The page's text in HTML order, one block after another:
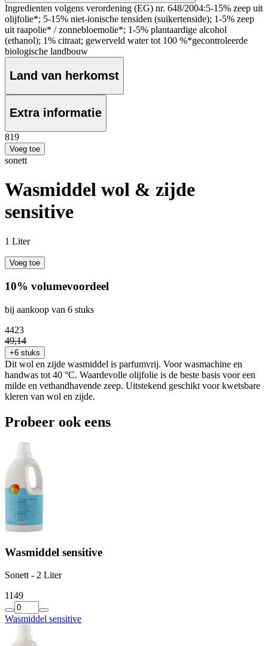
Ingredienten volgens verordening (EG) nr. 648/2004:5-15% zeep uit
olijfolie*; 5-15% niet-ionische tensiden (suikertenside); 1-5% zeep
uit raapolie* / zonnebloemolie*; 1-5% plantaardige alcohol
(ethanol); 1% citraat; gewerveld water tot 100 %*gecontroleerde
biologische landbouw
Land van herkomst
Extra informatie
819
Voeg toe
sonett
Wasmiddel wol & zijde
sensitive
1 Liter
Voeg toe
10% volumevoordeel
bij aankoop van 6 stuks
4423
49,14
+6 stuks
Dit wol en zijde wasmiddel is parfumvrij. Voor wasmachine en
handwas tot 40 °C. Waardevolle olijfolie is de beste basis voor een
milde en vethandhavende zeep. Uitstekend geschikt voor kwetsbare
kleren van wol en zijde.
Probeer ook eens
Wasmiddel sensitive
Sonett - 2 Liter
1149
Wasmiddel sensitive